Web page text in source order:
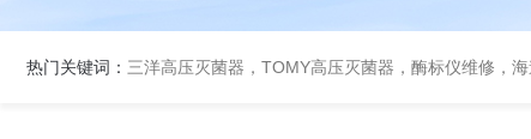
热门关键词： 三洋高压灭菌器，TOMY高压灭菌器，酶标仪维修，